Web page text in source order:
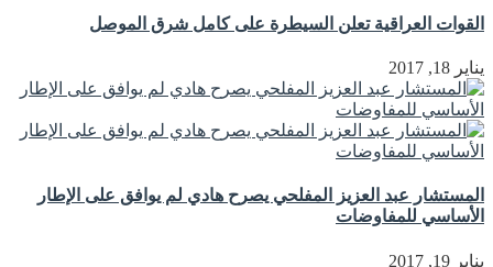
القوات العراقية تعلن السيطرة على كامل شرق الموصل
يناير 18, 2017
المستشار عبد العزيز المفلحي يصرح هادي لم يوافق على الإطار
الأساسي للمفاوضات
يناير 19, 2017